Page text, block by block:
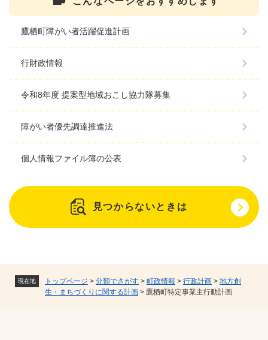
現在地 トップページ > 分類でさがす > 町政情報 > 行政計画 > 地方創
生・まちづくりに関する計画 > 鷹栖町特定事業主行動計画
鷹栖町障がい者活躍促進計画
行財政情報
令和8年度 提案型地域おこし協力隊募集
障がい者優先調達推進法
個人情報ファイル簿の公表
見つからないときは